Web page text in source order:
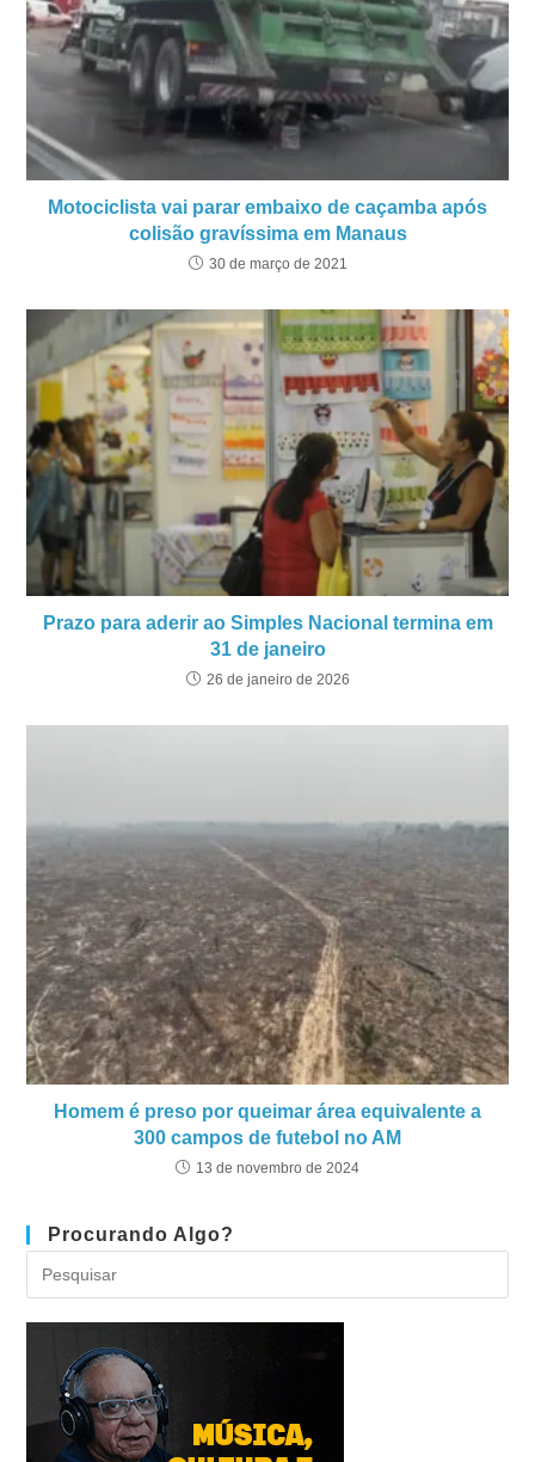
Motociclista vai parar embaixo de caçamba após
colisão gravíssima em Manaus
30 de março de 2021
Prazo para aderir ao Simples Nacional termina em
31 de janeiro
26 de janeiro de 2026
Homem é preso por queimar área equivalente a
300 campos de futebol no AM
13 de novembro de 2024
Procurando Algo?